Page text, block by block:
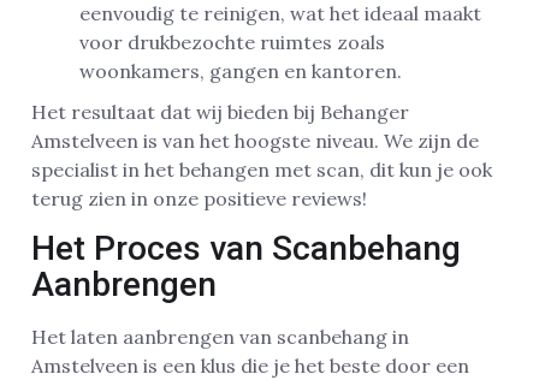
eenvoudig te reinigen, wat het ideaal maakt
voor drukbezochte ruimtes zoals
woonkamers, gangen en kantoren.
Het resultaat dat wij bieden bij Behanger
Amstelveen is van het hoogste niveau. We zijn de
specialist in het behangen met scan, dit kun je ook
terug zien in onze positieve reviews!
Het Proces van Scanbehang
Aanbrengen
Het laten aanbrengen van scanbehang in
Amstelveen is een klus die je het beste door een